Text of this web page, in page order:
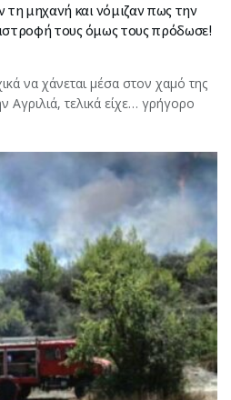
μηχανή και νόμιζαν πως την
τους όμως τους πρόδωσε!
να χάνεται μέσα στον χαμό της
Αγριλιά, τελικά είχε… γρήγορο